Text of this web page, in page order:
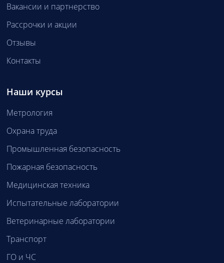
Вакансии и партнерство
Рассрочки и акции
Отзывы
Контакты
Наши курсы
Метрология
Охрана труда
Промышленная безопасность
Пожарная безопасность
Медицинская техника
Испытательные лаборатории
Ветеринарные лаборатории
Транспорт
ГО и ЧС